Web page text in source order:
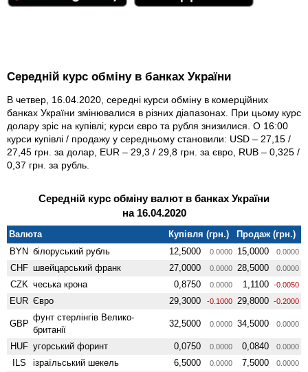
Середній курс обміну в банках України
В четвер, 16.04.2020, середні курси обміну в комерційних
банках України змінювалися в різних діапазонах. При цьому курс
долару зріс на купівлі; курси євро та рубля знизилися. О 16:00
курси купівлі / продажу у середньому становили: USD – 27,15 /
27,45 грн. за долар, EUR – 29,3 / 29,8 грн. за євро, RUB – 0,325 /
0,37 грн. за рубль.
Середній курс обміну валют в банках України
на 16.04.2020
Валюта Купівля (грн.)
Продаж (грн.)
BYN білоруський рубль 12,5000 0.0000 15,0000 0.0000
CHF швейцарський франк 27,0000 0.0000 28,5000 0.0000
CZK чеська крона 0,8750 0.0000 1,1100 -0.0050
EUR Євро 29,3000 -0.1000 29,8000 -0.2000
GBP
фунт стерлінгів Велико­
британії
32,5000 0.0000 34,5000 0.0000
HUF угорський форинт 0,0750 0.0000 0,0840 0.0000
ILS ізраїльський шекель 6,5000 0.0000 7,5000 0.0000